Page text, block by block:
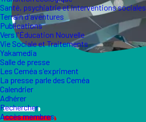
Santé, psychiatrie et interventions sociales
Terrain d'aventures
Publications
Vers l'Éducation Nouvelle
Vie Sociale et Traitements
Yakamedia
Salle de presse
Les Ceméa s'expriment
La presse parle des Ceméa
Calendrier
Adhérer
Rechercher
Accès membres